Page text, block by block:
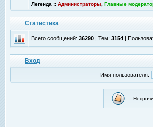
Легенда :: Администраторы Главные
Статистика
Всего сообщений: 36290 | Тем: 3154 |
Вход
Имя пользователя: